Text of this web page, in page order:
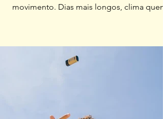
movimento. Dias mais longos, clima
Contudo, essa mudança sazonal também
traz consigo uma consideração